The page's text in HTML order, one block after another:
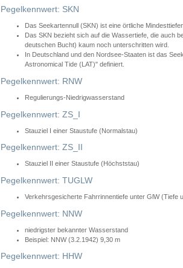
Pegelkennwert: SKN
Das Seekartennull (SKN) ist eine örtliche
Das SKN bezieht sich auf die Wassertiefe, die auch
deutschen Bucht) kaum noch unterschritten wird.
In Deutschland und den Nordsee-Staaten ist das
Astronomical Tide (LAT)" definiert.
Pegelkennwert: RNW
Regulierungs-Niedrigwasserstand
Pegelkennwert: ZS_I
Stauziel I einer Staustufe (Normalstau)
Pegelkennwert: ZS_II
Stauziel II einer Staustufe (Höchststau)
Pegelkennwert: TUGLW
Verkehrsgesicherte Fahrrinnentiefe unter GlW (Tiefe
Pegelkennwert: NNW
niedrigster bekannter Wasserstand
Beispiel: NNW (3.2.1942) 9,30 m
Pegelkennwert: HHW